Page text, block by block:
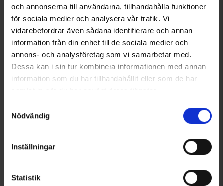
och annonserna till användarna, tillhandahålla funktioner
för sociala medier och analysera vår trafik. Vi
vidarebefordrar även sådana identifierare och annan
information från din enhet till de sociala medier och
annons- och analysföretag som vi samarbetar med.
Dessa kan i sin tur kombinera informationen med annan
information som du har tillhandahållit eller som de har
Nödvändig
Inställningar
Statistik
7212
349 kr
Betyg:
Andra köpte även